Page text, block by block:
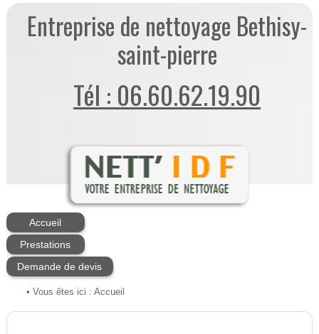
Entreprise de nettoyage Bethisy-
saint-pierre
Tél : 06.60.62.19.90
Accueil
Prestations
Demande de devis
• Vous êtes ici : Accueil